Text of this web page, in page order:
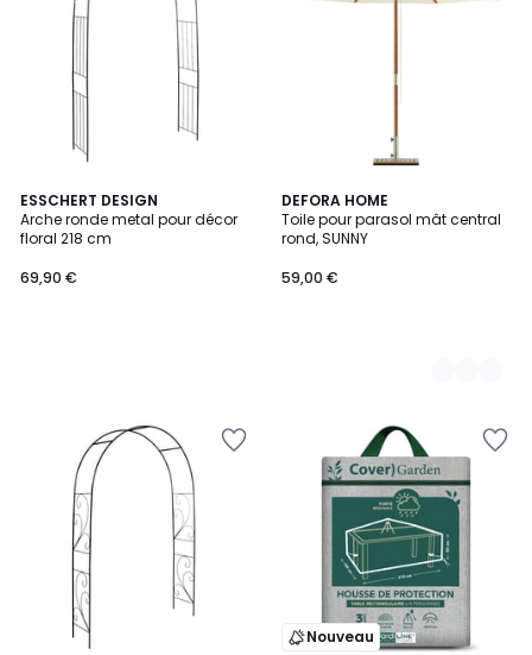
ESSCHERT DESIGN
Arche ronde metal pour décor
floral 218 cm
69,90 €
DEFORA HOME
Toile pour parasol mât central
rond, SUNNY
59,00 €
3
Couleurs
Nouveau